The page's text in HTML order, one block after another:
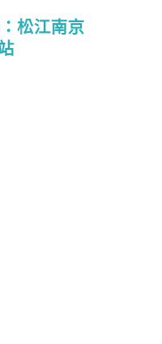
：松江南京